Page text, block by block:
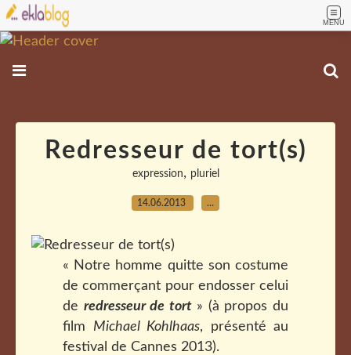
MENU
Redresseur de tort(s)
expression, pluriel
14.06.2013 …
« Notre homme quitte son costume
de commerçant pour endosser celui
de redresseur de tort» (à propos du
film Michael Kohlhaas, présenté au
festival de Cannes 2013).